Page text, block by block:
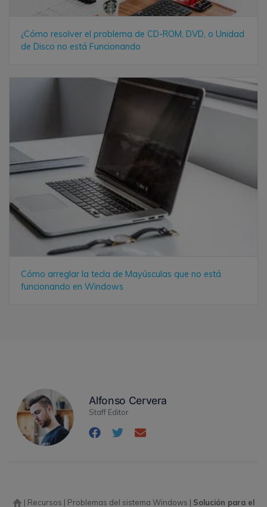
¿Cómo resolver el problema de CD-ROM, DVD, o Unidad
de Disco no está Funcionando
Cómo arreglar la tecla de Mayúsculas que no está
funcionando en Windows
Alfonso Cervera
Staff Editor
| Recursos | Problemas del sistema Windows | Solución para el